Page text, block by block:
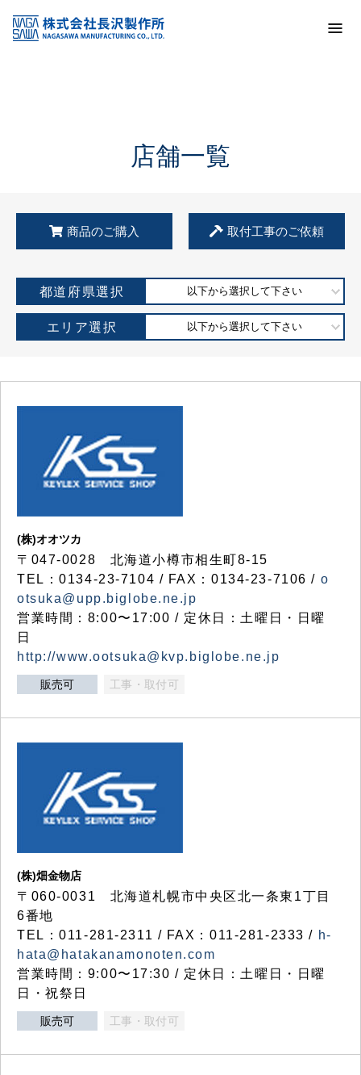
KSS加盟店・取扱店情報
店舗一覧
店舗一覧
商品のご購入 取付工事のご依頼
都道府県選択 以下から選択して下さい
エリア選択 以下から選択して下さい
(株)オオツカ
〒047-0028 北海道小樽市相生町8-15
TEL：0134-23-7104 / FAX：0134-23-7106 / o
otsuka@upp.biglobe.ne.jp
営業時間：8:00〜17:00 / 定休日：土曜日・日曜
日
http://www.ootsuka@kvp.biglobe.ne.jp
販売可 工事・取付可
(株)畑金物店
〒060-0031 北海道札幌市中央区北一条東1丁目
6番地
TEL：011-281-2311 / FAX：011-281-2333 / h-
hata@hatakanamonoten.com
営業時間：9:00〜17:30 / 定休日：土曜日・日曜
日・祝祭日
販売可 工事・取付可